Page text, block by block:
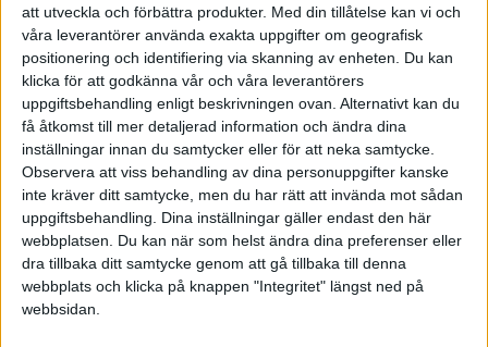
att utveckla och förbättra produkter. Med din tillåtelse kan vi och
våra leverantörer använda exakta uppgifter om geografisk
positionering och identifiering via skanning av enheten. Du kan
klicka för att godkänna vår och våra leverantörers
uppgiftsbehandling enligt beskrivningen ovan. Alternativt kan du
få åtkomst till mer detaljerad information och ändra dina
inställningar innan du samtycker eller för att neka samtycke.
Observera att viss behandling av dina personuppgifter kanske
inte kräver ditt samtycke, men du har rätt att invända mot sådan
uppgiftsbehandling. Dina inställningar gäller endast den här
webbplatsen. Du kan när som helst ändra dina preferenser eller
dra tillbaka ditt samtycke genom att gå tillbaka till denna
webbplats och klicka på knappen "Integritet" längst ned på
webbsidan.
noe feil jeg gjør?
Takker så mye for svar jeg har Visma
Administration 200.
Ulf Erik
2009-06-25 12:42
Det är nog så att när du gjort momsrapporten så